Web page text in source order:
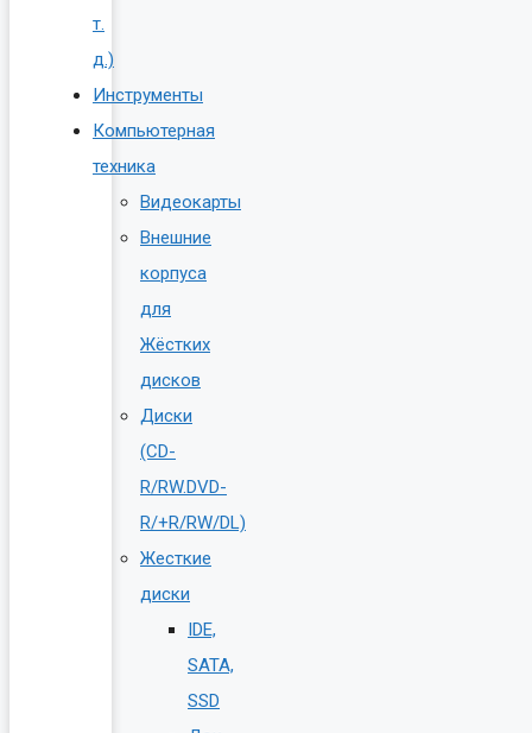
т.
д.)
Инструменты
Компьютерная
техника
Видеокарты
Внешние
корпуса
для
Жёстких
дисков
Диски
(CD-
R/RW.DVD-
R/+R/RW/DL)
Жесткие
диски
IDE,
SATA,
SSD